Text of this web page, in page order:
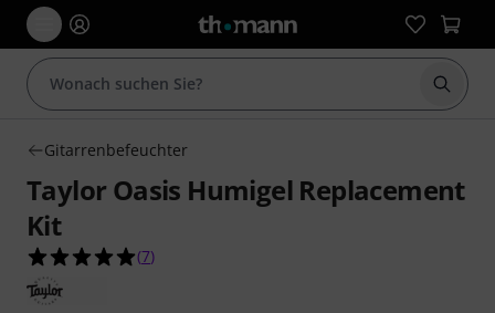
Suche
Gitarrenbefeuchter
Taylor Oasis Humigel Replacement
Kit
5.0 von 5 Sternen aus 7 Kundenbewertungen
(7)